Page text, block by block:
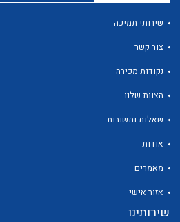
לכל מוצרי היצרן
שירותי תמיכה
צור קשר
נקודות מכירה
הצוות שלנו
שאלות ותשובות
אודות
מאמרים
אזור אישי
שירותינו